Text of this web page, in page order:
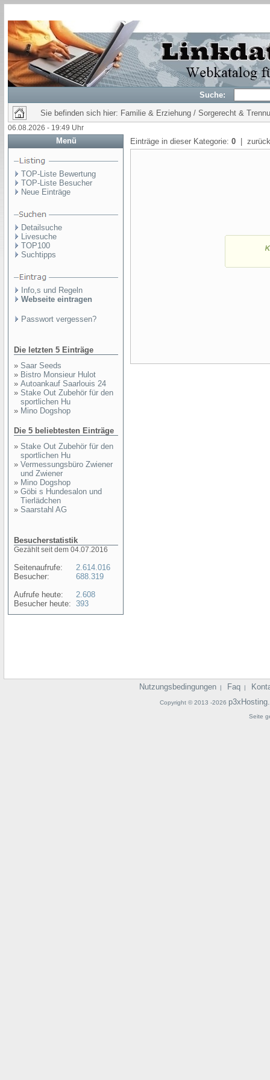
Suche:
Sie befinden sich hier: Familie & Erziehung / Sorgerecht &
06.08.2026 - 19:49 Uhr
Menü
TOP-Liste Bewertung
TOP-Liste Besucher
Neue Einträge
Detailsuche
Livesuche
TOP100
Suchtipps
Info,s und Regeln
Webseite eintragen
Passwort vergessen?
Die letzten 5 Einträge
» Saar Seeds
» Bistro Monsieur Hulot
» Autoankauf Saarlouis 24
» Stake Out Zubehör für den
sportlichen Hu
» Mino Dogshop
Die 5 beliebtesten Einträge
» Stake Out Zubehör für den
sportlichen Hu
» Vermessungsbüro Zwiener
und Zwiener
» Mino Dogshop
» Göbi s Hundesalon und
Tierlädchen
» Saarstahl AG
Besucherstatistik
Gezählt seit dem 04.07.2016
Seitenaufrufe:
Besucher:
Aufrufe heute:
Besucher heute:
2.614.016
688.319
2.608
393
Einträge in dieser Kategorie: 0 |
Nutzungsbedingungen | Faq |
Copyright © 2013 -2026
Seite